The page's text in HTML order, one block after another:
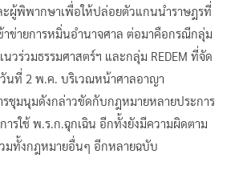
ผู้พิพากษาเพื่อให้ปล่อยตัวแกนนำราษฎรที่
ข่ายการหมิ่นอำนาจศาล ต่อมาคือกรณีกลุ่ม
วร่วมธรรมศาสตร์ฯ และกลุ่ม REDEM ที่จัด
นที่ 2 พ.ค. บริเวณหน้าศาลอาญา
รชุมนุมดังกล่าวขัดกับกฎหมายหลายประการ
ารใช้ พ.ร.ก.ฉุกเฉิน อีกทั้งยังมีความผิดตาม
มทั้งกฎหมายอื่นๆ อีกหลายฉบับ